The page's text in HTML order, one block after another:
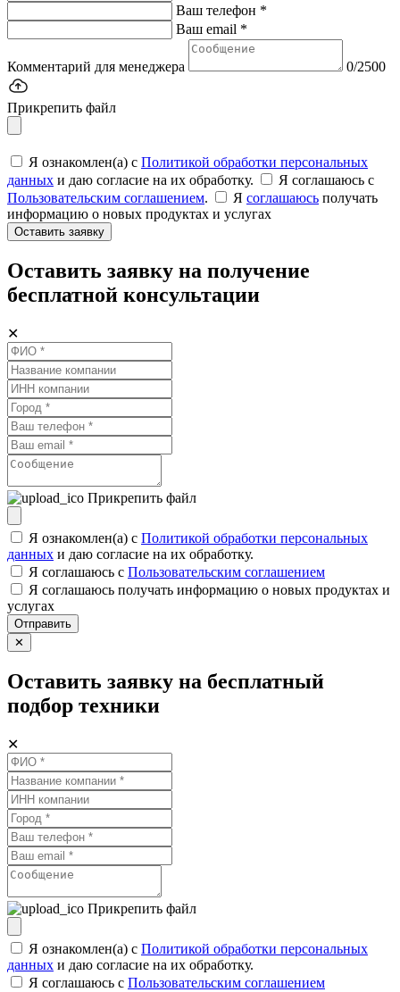
Ваш телефон *
Ваш email *
Комментарий для менеджера 0/2500
Прикрепить файл
Я ознакомлен(а) с Политикой обработки персональных
данных и даю согласие на их обработку.
Я соглашаюсь c
Пользовательским соглашением. Я соглашаюсь получать
информацию о новых продуктах и услугах
Оставить заявку
Оставить заявку на получение
бесплатной консультации
✕
Прикрепить файл
Я ознакомлен(а) с Политикой обработки персональных
данных и даю согласие на их обработку.
Я соглашаюсь c Пользовательским соглашением
Я соглашаюсь получать информацию о новых продуктах и
услугах
Отправить
✕
Оставить заявку на бесплатный
подбор техники
✕
Прикрепить файл
Я ознакомлен(а) с Политикой обработки персональных
данных и даю согласие на их обработку.
Я соглашаюсь c Пользовательским соглашением